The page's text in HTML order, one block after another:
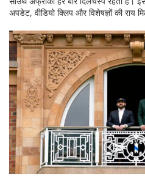
अपडेट, वीडियो क्लिप और विशेषज्ञों की राय